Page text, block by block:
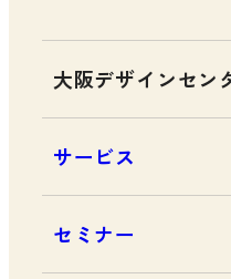
大阪デザインセン
デザイン経
サービス
セミナー